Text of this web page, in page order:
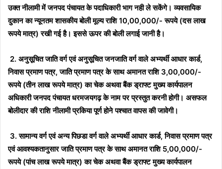
उक्त नीलामी में जनपद पंचायत के पदाधिकारी भाग नही ले सकेंगे। व्यवसायिक
दुकान का न्यूनतम शासकीय बोली मूल्य राशि 10,00,000/- रूपये (दस लाख
रूपये मात्र) रखी गई है। इससे ऊपर की बोली लगाई जानी है।
2. अनुसूचित जाति वर्ग एवं अनुसूचित जनजाति वर्ग वाले अभ्यर्थी आधार कार्ड,
निवास प्रमाण पत्र, जाति प्रमाण पत्र के साथ अमानत राशि 3,00,000/-
रूपये (तीन लाख रूपये मात्र) का चेक अथवा बैंक ड्राफ्ट मुख्य कार्यपालन
अधिकारी जनपद पंचायत धरमजयगढ़ के नाम पर प्रस्तुत करनी होगी। असफल
बोलीदार की राशि नीलामी प्रकिया पूर्ण होने पश्चात वापस की जावेगी।
3. सामान्य वर्ग एवं अन्य पिछडा वर्ग वाले अभ्यर्थी आधार कार्ड, निवास प्रमाण पत्र
एवं आवश्यकतानुसार जाति प्रमाण पत्र के साथ अमानत राशि 5,00,000/-
रूपये (पांच लाख रूपये मात्र) का चेक अथवा बैंक ड्राफ्ट मुख्य कार्यपालन